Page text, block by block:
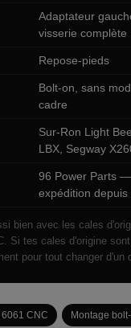
Adaptateur
visserie complète
Repose-pieds
Bolt-on, sans
cadre
Sur-Ron Light
LBX, Segway
96 Power Parts
expédition depuis
bien avec les cales
Si tes cales d'origine
pour tout changer d'un
CNC Montage